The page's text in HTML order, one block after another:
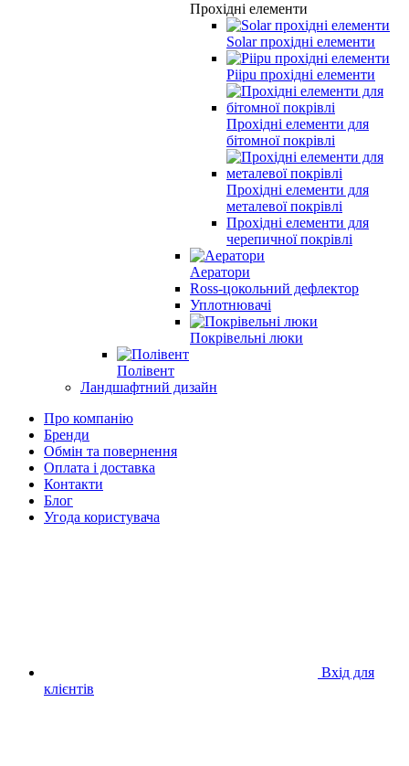
Прохідні елементи
Solar прохідні елементи
Piipu прохідні елементи
Прохідні елементи для
бітомної покрівлі
Прохідні елементи для
металевої покрівлі
Прохідні елементи для
черепичної покрівлі
Аератори
Ross-цокольний дефлектор
Уплотнювачі
Покрівельні люки
Полівент
Ландшафтний дизайн
Про компанію
Бренди
Обмін та повернення
Оплата і доставка
Контакти
Блог
Угода користувача
Вхід для
клієнтів